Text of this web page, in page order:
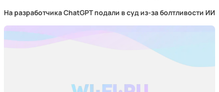
На разработчика ChatGPT подали в суд из-за болтливости ИИ